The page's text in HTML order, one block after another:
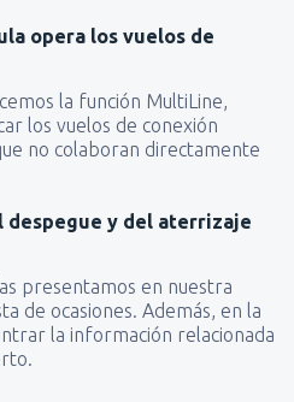
opera los vuelos de
la función MultiLine,
los vuelos de conexión
no colaboran directamente
despegue y del aterrizaje
presentamos en nuestra
de ocasiones. Además, en la
la información relacionada